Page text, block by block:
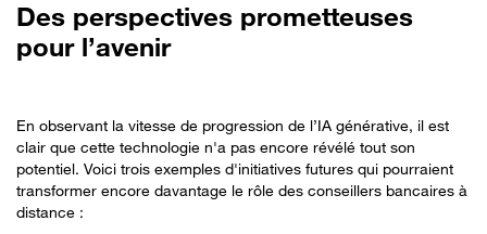
Des perspectives prometteuses
pour l’avenir
En observant la vitesse de progression de l’IA générative, il est
clair que cette technologie n'a pas encore révélé tout son
potentiel. Voici trois exemples d'initiatives futures qui pourraient
transformer encore davantage le rôle des conseillers bancaires à
distance :